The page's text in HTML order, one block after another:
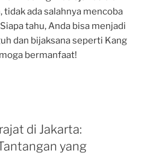
ada salahnya mencoba
tahu, Anda bisa menjadi
dan bijaksana seperti Kang
bermanfaat!
di Jakarta:
yang